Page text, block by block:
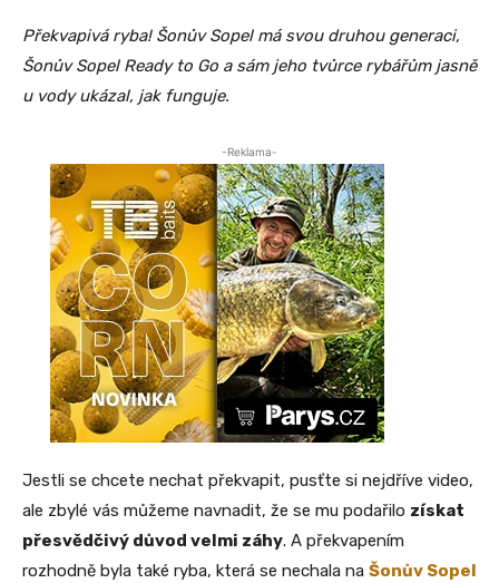
Překvapivá ryba! Šonův Sopel má svou druhou generaci,
Šonův Sopel Ready to Go a sám jeho tvůrce rybářům jasně
u vody ukázal, jak funguje.
-Reklama-
Jestli se chcete nechat překvapit, pusťte si nejdříve video,
ale zbylé vás můžeme navnadit, že se mu podařilo získat
přesvědčivý důvod velmi záhy. A překvapením
rozhodně byla také ryba, která se nechala na Šonův Sopel